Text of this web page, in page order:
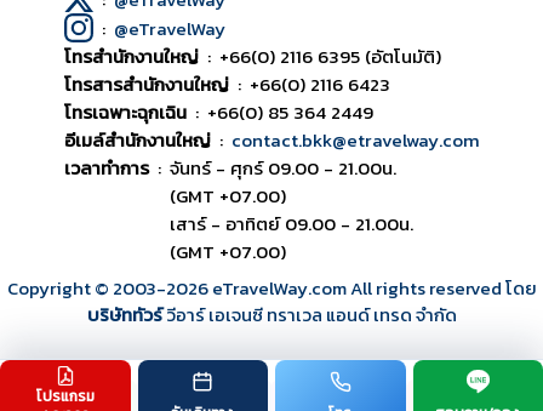
โปรแกรม
: @eTravelWay
โทรสำนักงานใหญ่ : +66(0) 2116 6395 (อัตโนมัติ)
โทรสารสำนักงานใหญ่ : +66(0) 2116 6423
โทรเฉพาะฉุกเฉิน : +66(0) 85 364 2449
อีเมล์สำนักงานใหญ่ : contact.bkk@etravelway.com
เวลาทำการ : จันทร์ - ศุกร์ 09.00 - 21.00น.
(GMT +07.00)
เสาร์ - อาทิตย์ 09.00 - 21.00น.
(GMT +07.00)
Copyright © 2003-2026eTravelWay.com All rights reserved โดย
บริษัททัวร์วีอาร์ เอเจนซี ทราเวล แอนด์ เทรด จำกัด
TOP